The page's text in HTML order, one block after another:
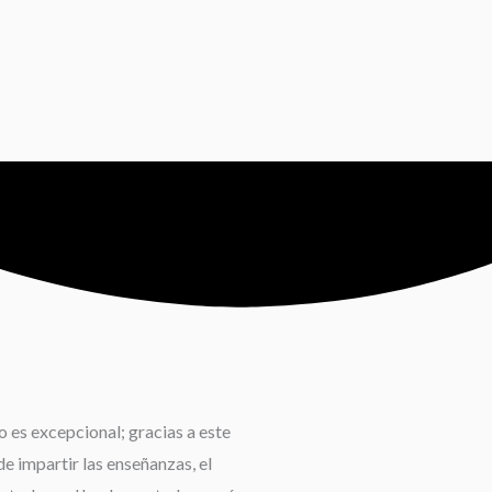
es excepcional; gracias a este
impartir las enseñanzas, el